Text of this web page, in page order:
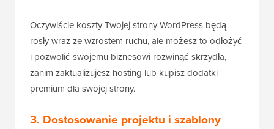
Oczywiście koszty Twojej strony WordPress będą
rosły wraz ze wzrostem ruchu, ale możesz to odłożyć
i pozwolić swojemu biznesowi rozwinąć skrzydła,
zanim zaktualizujesz hosting lub kupisz dodatki
premium dla swojej strony.
3. Dostosowanie projektu i szablony